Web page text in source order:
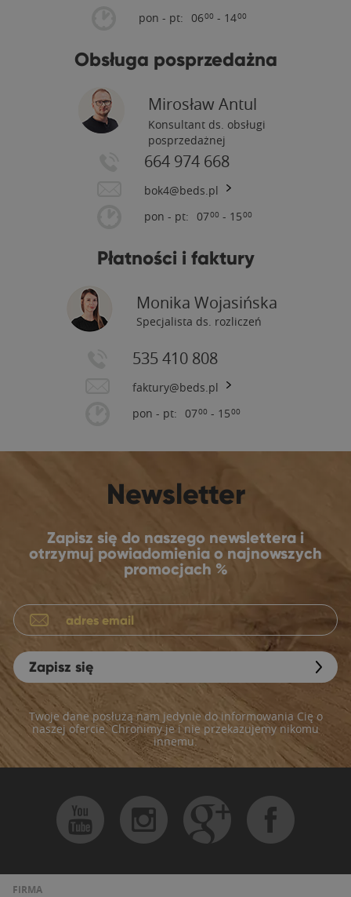
pon - pt: 0600 - 1400
Obsługa posprzedażna
Mirosław Antul
Konsultant ds. obsługi
posprzedażnej
664 974 668
bok4@beds.pl
pon - pt: 0700 - 1500
Płatności i faktury
Monika Wojasińska
Specjalista ds. rozliczeń
535 410 808
faktury@beds.pl
pon - pt: 0700 - 1500
Newsletter
Zapisz się do naszego newslettera i
otrzymuj powiadomienia o najnowszych
promocjach %
Zapisz się
Twoje dane posłużą nam jedynie do informowania Cię o
naszej ofercie. Chronimy je i nie przekazujemy nikomu
innemu.
FIRMA